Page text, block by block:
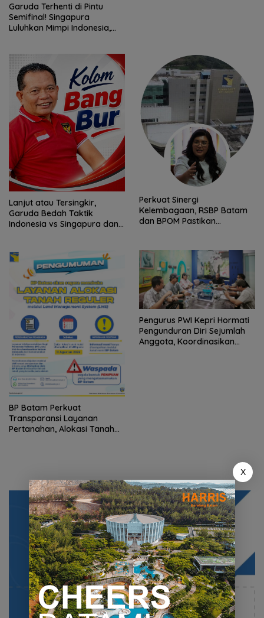
Garuda Terhenti di Pintu
Semifinal! Singapura
Luluhkan Mimpi Indonesia,
Lanjut atau Tersingkir,
Garuda Bedah Taktik
Indonesia vs Singapura dan
2026
Perkuat Sinergi
Kelembagaan, RSBP Batam
dan BPOM Pastikan
BP Batam Perkuat
Transparansi Layanan
Pertanahan, Alokasi Tanah
Pengurus PWI Kepri Hormati
Pengunduran Diri Sejumlah
Anggota, Koordinasikan
X